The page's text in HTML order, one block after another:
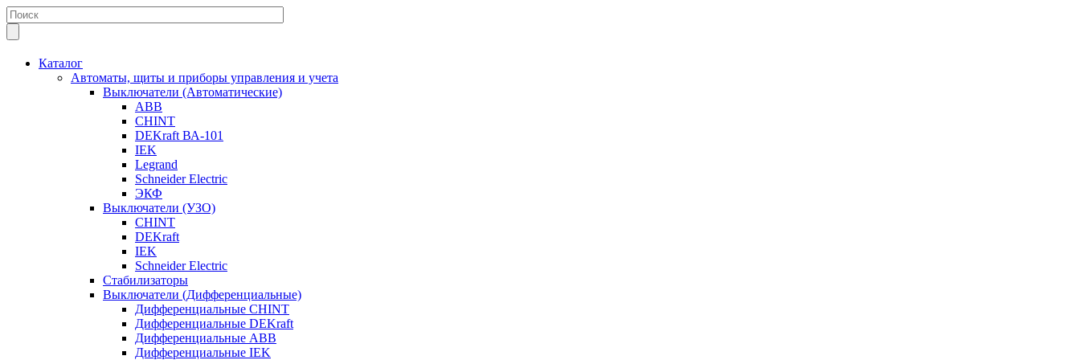
Каталог
Автоматы, щиты и приборы управления и учета
Выключатели (Автоматические)
ABB
CHINT
DEKraft ВА-101
IEK
Legrand
Schneider Electric
ЭКФ
Выключатели (УЗО)
CHINT
DEKraft
IEK
Schneider Electric
Стабилизаторы
Выключатели (Дифференциальные)
Дифференциальные CHINT
Дифференциальные DEKraft
Дифференциальные ABB
Дифференциальные IEK